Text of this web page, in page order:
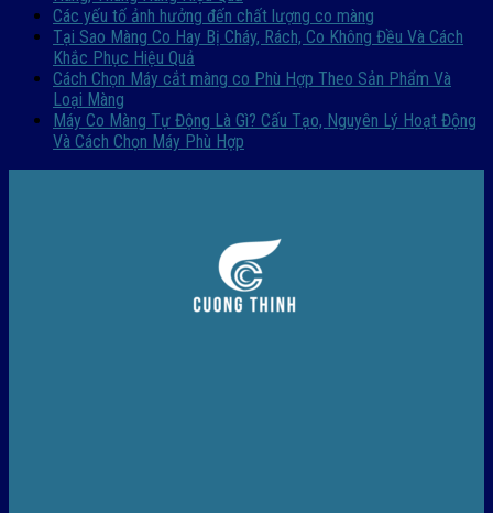
Các yếu tố ảnh hưởng đến chất lượng co màng
Tại Sao Màng Co Hay Bị Cháy, Rách, Co Không Đều Và Cách
Khắc Phục Hiệu Quả
Cách Chọn Máy cắt màng co Phù Hợp Theo Sản Phẩm Và
Loại Màng
Máy Co Màng Tự Động Là Gì? Cấu Tạo, Nguyên Lý Hoạt Động
Và Cách Chọn Máy Phù Hợp